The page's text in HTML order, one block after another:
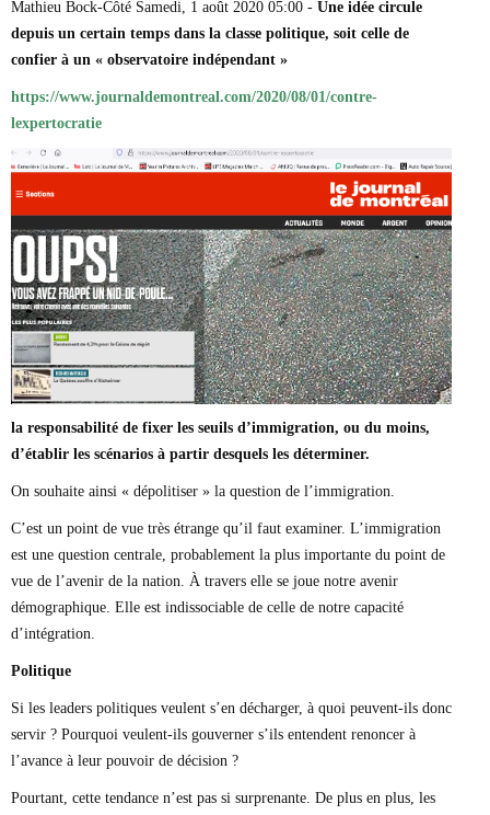
Marie-Eve Doyon
Mathieu Bock Côté
Nathalie Elgrably
Philippe Léger
Richard Béliveau
Steve E. Fortin
Sophie Durocher
Thomas Mulcair
Véronyque Tremblay
Mathieu Bock-Côté Samedi, 1 août 2020 05:00 - Une idée circule
depuis un certain temps dans la classe politique, soit celle de
confier à un « observatoire indépendant »
https://www.journaldemontreal.com/2020/08/01/contre-
lexpertocratie
la responsabilité de fixer les seuils d’immigration, ou du moins,
d’établir les scénarios à partir desquels les déterminer.
On souhaite ainsi « dépolitiser » la question de l’immigration.
C’est un point de vue très étrange qu’il faut examiner. L’immigration
est une question centrale, probablement la plus importante du point de
vue de l’avenir de la nation. À travers elle se joue notre avenir
démographique. Elle est indissociable de celle de notre capacité
d’intégration.
Politique
Si les leaders politiques veulent s’en décharger, à quoi peuvent-ils donc
servir ? Pourquoi veulent-ils gouverner s’ils entendent renoncer à
l’avance à leur pouvoir de décision ?
Pourtant, cette tendance n’est pas si surprenante. De plus en plus, les